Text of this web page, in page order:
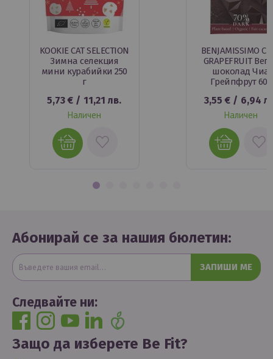
KOOKIE CAT SELECTION
Зимна селекция
мини курабийки 250
г
5,73 € / 11,21 лв.
Наличен
BENJAMISSIMO
GRAPEFRUIT
шоколад Чиа
Грейпфрут 60г
3,55 € / 6,94
Наличен
Абонирай се за нашия бюлетин:
ЗАПИШИ МЕ
Следвайте ни:
Защо да изберете Be Fit?